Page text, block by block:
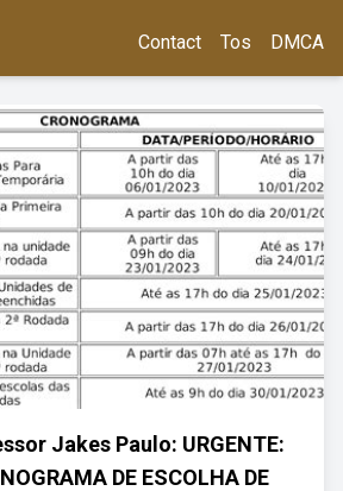
Contact Tos DMCA
Jakes Paulo: URGENTE:
DE ESCOLHA DE